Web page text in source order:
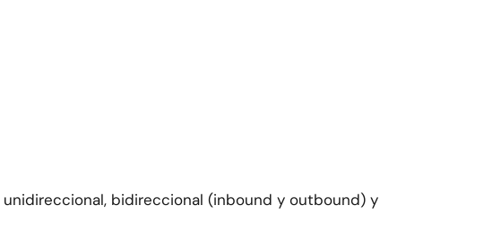
bidireccional (inbound y outbound) y